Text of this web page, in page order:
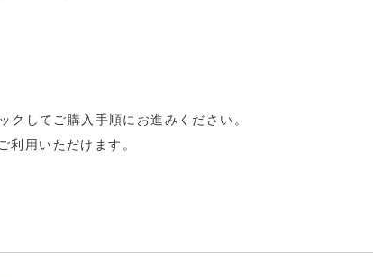
してご購入手順にお進みください。
用いただけます。